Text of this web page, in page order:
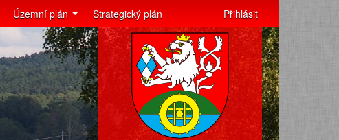
Územní plán Strategický plán Přihlásit